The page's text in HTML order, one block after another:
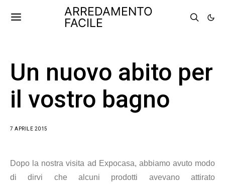
ARREDAMENTO
FACILE
Un nuovo abito per
il vostro bagno
7 APRILE 2015
Dopo la nostra visita ad Expocasa, abbiamo avuto modo
di dirvi che alcuni prodotti avevano attirato